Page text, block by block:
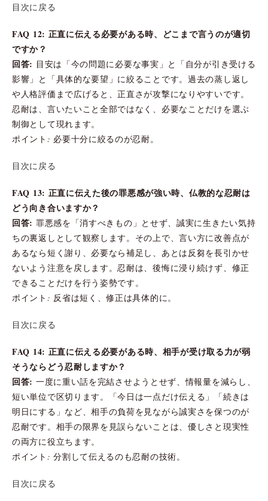
目次に戻る
FAQ 12: 正直に伝える必要がある時、どこまで言うのが適切
ですか？
回答: 目安は「今の問題に必要な事実」と「自分が引き受ける
影響」と「具体的な要望」に絞ることです。過去の蒸し返し
や人格評価まで広げると、正直さが攻撃になりやすいです。
忍耐は、言いたいこと全部ではなく、必要なことだけを選ぶ
制御として現れます。
ポイント: 必要十分に絞るのが忍耐。
目次に戻る
FAQ 13: 正直に伝えた後の罪悪感が強い時、仏教的な忍耐は
どう向き合いますか？
回答: 罪悪感を「消すべきもの」とせず、誠実に生きたい気持
ちの裏返しとして観察します。その上で、言い方に改善点が
あるなら短く謝り、必要なら補足し、あとは反芻を長引かせ
ないよう注意を戻します。忍耐は、後悔に浸り続けず、修正
できることだけを行う姿勢です。
ポイント: 反省は短く、修正は具体的に。
目次に戻る
FAQ 14: 正直に伝える必要がある時、相手が受け取る力が弱
そうならどう忍耐しますか？
回答: 一度に重い話を完結させようとせず、情報量を減らし、
短い単位で区切ります。「今日は一点だけ伝える」「続きは
明日にする」など、相手の負荷を見ながら誠実さを保つのが
忍耐です。相手の限界を見誤らないことは、優しさと現実性
の両方に役立ちます。
ポイント: 分割して伝えるのも忍耐の技術。
目次に戻る